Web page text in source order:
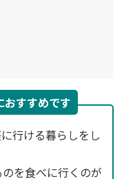
すすめです
行ける暮らしをし
を食べに行くのが